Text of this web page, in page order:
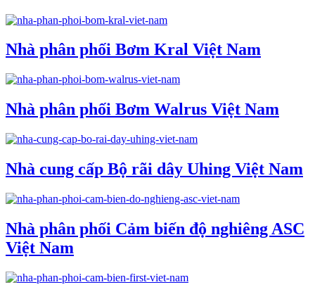
Nhà phân phối Bơm Kral Việt Nam
Nhà phân phối Bơm Walrus Việt Nam
Nhà cung cấp Bộ rãi dây Uhing Việt Nam
Nhà phân phối Cảm biến độ nghiêng ASC
Việt Nam